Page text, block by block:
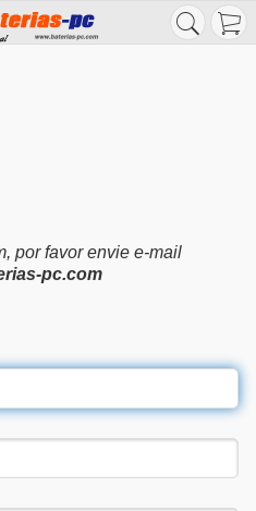
por favor envie e-mail
pc.com